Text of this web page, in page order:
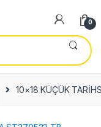
0
10×18 KÜÇÜK